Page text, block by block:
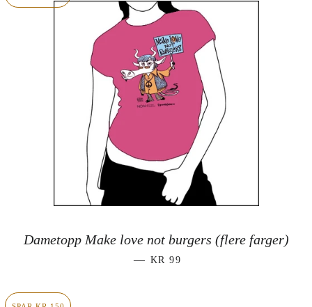
Dametopp Make love not burgers (flere farger)
— SALGSPRIS
KR 99